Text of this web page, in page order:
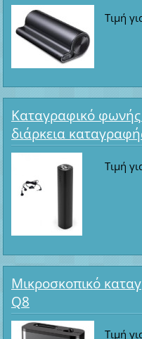
Τιμή
Καταγραφικό
διάρκεια
Τιμή
Μικροσκοπικό
Q8
Τιμή